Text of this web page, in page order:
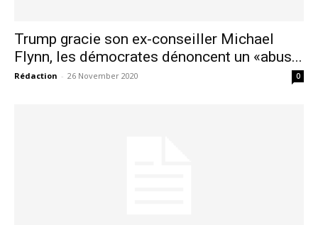
Trump gracie son ex-conseiller Michael
Flynn, les démocrates dénoncent un «abus...
Rédaction - 26 November 2020 0